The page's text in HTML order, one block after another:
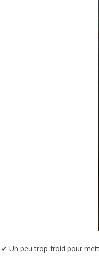
✔︎ Un peu trop froid pour